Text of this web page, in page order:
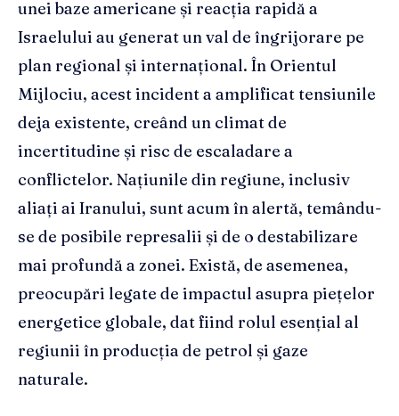
unei baze americane și reacția rapidă a
Israelului au generat un val de îngrijorare pe
plan regional și internațional. În Orientul
Mijlociu, acest incident a amplificat tensiunile
deja existente, creând un climat de
incertitudine și risc de escaladare a
conflictelor. Națiunile din regiune, inclusiv
aliați ai Iranului, sunt acum în alertă, temându-
se de posibile represalii și de o destabilizare
mai profundă a zonei. Există, de asemenea,
preocupări legate de impactul asupra piețelor
energetice globale, dat fiind rolul esențial al
regiunii în producția de petrol și gaze
naturale.